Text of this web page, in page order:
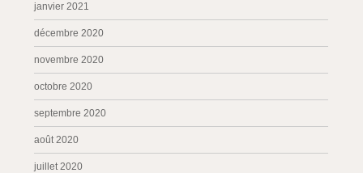
janvier 2021
décembre 2020
novembre 2020
octobre 2020
septembre 2020
août 2020
juillet 2020